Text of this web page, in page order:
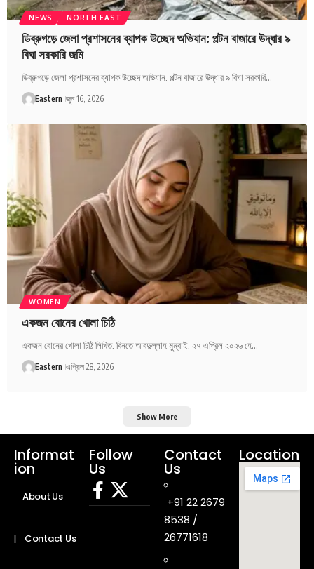
NEWS NORTH EAST
ডিব্রুগড়ে জেলা প্রশাসনের ব্যাপক উচ্ছেদ অভিযান: পল্টন বাজারে উদ্ধার ৯
বিঘা সরকারি জমি
ডিব্রুগড়ে জেলা প্রশাসনের ব্যাপক উচ্ছেদ অভিযান: পল্টন বাজারে উদ্ধার ৯ বিঘা সরকারি…
Eastern জুন 16, 2026
WOMEN
একজন বোনের খোলা চিঠি
একজন বোনের খোলা চিঠি লিখিত: বিনতে আবদুল্লাহ মুম্বাই: ২৭ এপ্রিল ২০২৬ হে…
Eastern এপ্রিল 28, 2026
Show More
Informat
ion
About Us
Contact Us
Follow
Us
Contact
Us
+91 22 2679
8538 /
26771618
Location